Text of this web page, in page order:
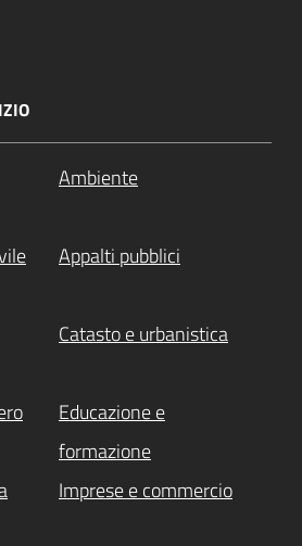
Ambiente
Appalti pubblici
Catasto e urbanistica
Educazione e
formazione
Imprese e commercio